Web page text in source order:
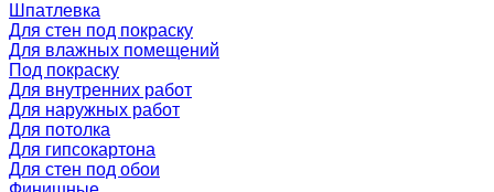
Шпатлевка
Для стен под покраску
Для влажных помещений
Под покраску
Для внутренних работ
Для наружных работ
Для потолка
Для гипсокартона
Для стен под обои